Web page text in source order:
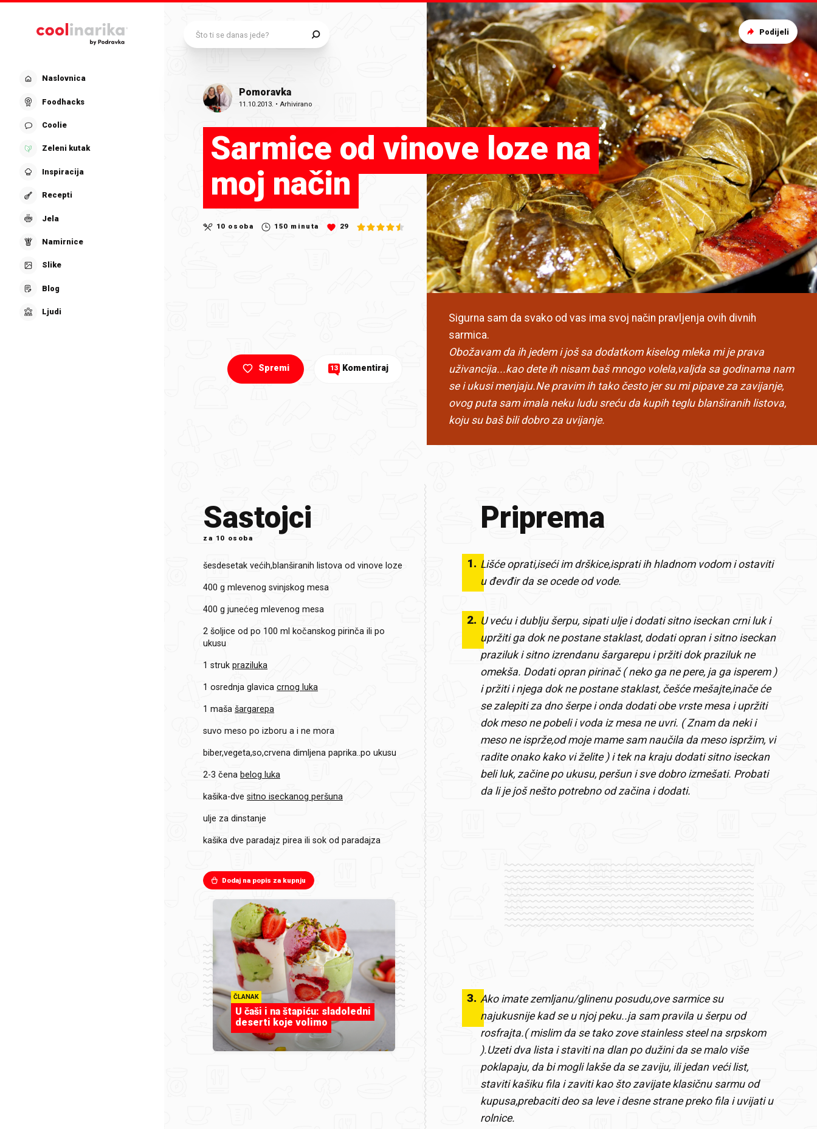
Naslovnica
Foodhacks
Coolie
Zeleni kutak
Inspiracija
Recepti
Jela
Namirnice
Slike
Blog
Ljudi
Pomoravka
11.10.2013. •Arhivirano
Sarmice od vinove loze na
moj način
10 osoba 150 minuta 29
Sigurna sam da svako od vas ima svoj način pravljenja ovih divnih
sarmica.
Obožavam da ih jedem i još sa dodatkom kiselog mleka mi je prava
uživancija...kao dete ih nisam baš mnogo volela,valjda sa godinama nam
se i ukusi menjaju.Ne pravim ih tako često jer su mi pipave za zavijanje,
ovog puta sam imala neku ludu sreću da kupih teglu blanširanih listova,
koju su baš bili dobro za uvijanje.
Spremi 13 Komentiraj
Podijeli
Sastojci
za 10 osoba
šesdesetak većih,blanširanih listova od vinove loze
400 g mlevenog svinjskog mesa
400 g junećeg mlevenog mesa
2 šoljice od po 100 ml kočanskog pirinča ili po
ukusu
1 struk praziluka
1 osrednja glavica crnog luka
1 maša šargarepa
suvo meso po izboru a i ne mora
biber,vegeta,so,crvena dimljena paprika..po ukusu
2-3 čena belog luka
kašika-dve sitno iseckanog peršuna
ulje za dinstanje
kašika dve paradajz pirea ili sok od paradajza
Dodaj na popis za kupnju
ČLANAK
U čaši i na štapiću: sladoledni
deserti koje volimo
Priprema
1. Lišće oprati,iseći im drškice,isprati ih hladnom vodom i ostaviti
u đevđir da se ocede od vode.
2. U veću i dublju šerpu, sipati ulje i dodati sitno iseckan crni luk i
upržiti ga dok ne postane staklast, dodati opran i sitno iseckan
praziluk i sitno izrendanu šargarepu i pržiti dok praziluk ne
omekša. Dodati opran pirinač ( neko ga ne pere, ja ga isperem )
i pržiti i njega dok ne postane staklast, češće mešajte,inače će
se zalepiti za dno šerpe i onda dodati obe vrste mesa i upržiti
dok meso ne pobeli i voda iz mesa ne uvri. ( Znam da neki i
meso ne isprže,od moje mame sam naučila da meso ispržim, vi
radite onako kako vi želite ) i tek na kraju dodati sitno iseckan
beli luk, začine po ukusu, peršun i sve dobro izmešati. Probati
da li je još nešto potrebno od začina i dodati.
3. Ako imate zemljanu/glinenu posudu,ove sarmice su
najukusnije kad se u njoj peku..ja sam pravila u šerpu od
rosfrajta.( mislim da se tako zove stainless steel na srpskom
).Uzeti dva lista i staviti na dlan po dužini da se malo više
poklapaju, da bi mogli lakše da se zaviju, ili jedan veći list,
staviti kašiku fila i zaviti kao što zavijate klasičnu sarmu od
kupusa,prebaciti deo sa leve i desne strane preko fila i uvijati u
rolnice.
Što ti se danas jede?